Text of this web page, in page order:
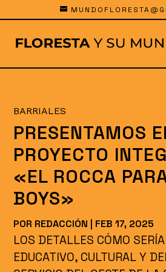
BARRIALES
PRESENTAMOS
PROYECTO
«EL ROCCA
BOYS»
POR REDACCIÓN FEB 17, 2025
LOS DETALLES CÓMO
EDUCATIVO, CULTURAL Y